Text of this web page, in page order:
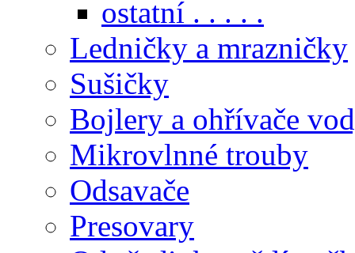
ostatní . . . . .
Ledničky a mrazničky
Sušičky
Bojlery a ohřívače
Mikrovlnné trouby
Odsavače
Presovary